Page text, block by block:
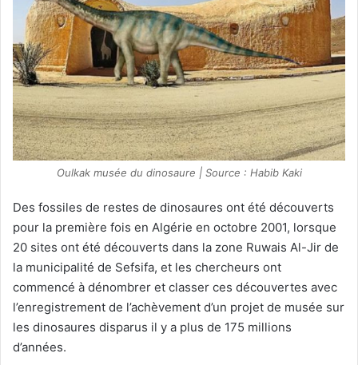
Oulkak musée du dinosaure | Source : Habib Kaki
Des fossiles de restes de dinosaures ont été découverts
pour la première fois en Algérie en octobre 2001, lorsque
20 sites ont été découverts dans la zone Ruwais Al-Jir de
la municipalité de Sefsifa, et les chercheurs ont
commencé à dénombrer et classer ces découvertes avec
l’enregistrement de l’achèvement d’un projet de musée sur
les dinosaures disparus il y a plus de 175 millions
d’années.